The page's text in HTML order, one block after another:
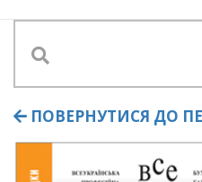
ПОВЕРНУТИСЯ ДО